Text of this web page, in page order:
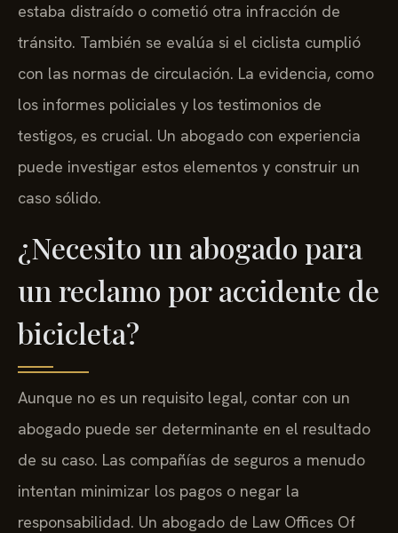
estaba distraído o cometió otra infracción de
tránsito. También se evalúa si el ciclista cumplió
con las normas de circulación. La evidencia, como
los informes policiales y los testimonios de
testigos, es crucial. Un abogado con experiencia
puede investigar estos elementos y construir un
caso sólido.
¿Necesito un abogado para
un reclamo por accidente de
bicicleta?
Aunque no es un requisito legal, contar con un
abogado puede ser determinante en el resultado
de su caso. Las compañías de seguros a menudo
intentan minimizar los pagos o negar la
responsabilidad. Un abogado de Law Offices Of